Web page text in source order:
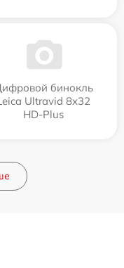
бинокль
Ultravid 8x32
HD-Plus